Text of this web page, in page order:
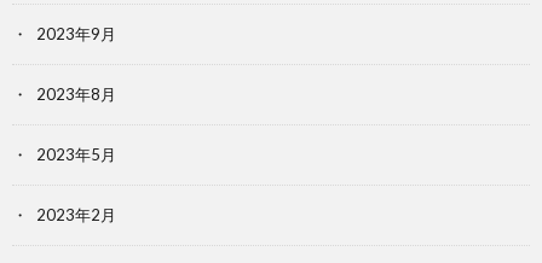
2023年9月
2023年8月
2023年5月
2023年2月